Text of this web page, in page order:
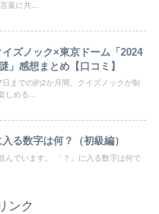
葉に共...
イズノック×東京ドーム「2024
」感想まとめ【口コミ】
までの約2か月間、クイズノックが制
しめる...
る数字は何？（初級編）
んでいます。 「？」に入る数字は何で
ンク